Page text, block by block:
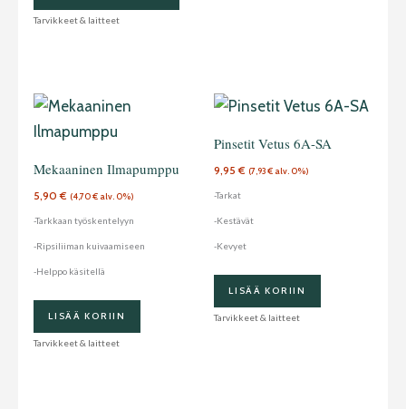
Tarvikkeet & laitteet
Mekaaninen Ilmapumppu
5,90€ (4,70€ alv. 0%)
-Tarkkaan työskentelyyn
-Ripsiliiman kuivaamiseen
-Helppo käsitellä
LISÄÄ KORIIN
Tarvikkeet & laitteet
Pinsetit Vetus 6A-SA
9,95€ (7,93€ alv. 0%)
-Tarkat
-Kestävät
-Kevyet
LISÄÄ KORIIN
Tarvikkeet & laitteet